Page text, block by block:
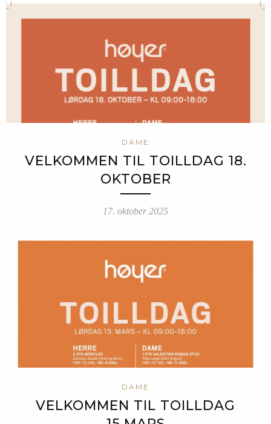
DAME
VELKOMMEN TIL TOILLDAG 18.
OKTOBER
17. oktober 2025
DAME
VELKOMMEN TIL TOILLDAG